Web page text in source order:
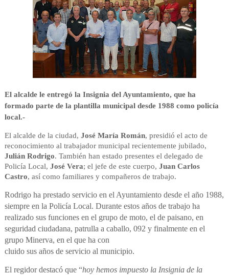
El alcalde le entregó la Insignia del Ayuntamiento, que ha
formado parte de la plantilla municipal desde 1988 como policía
local.-
El alcalde de la ciudad, José María Román, presidió el acto de
reconocimiento al trabajador municipal recientemente jubilado,
Julián Rodrigo. También han estado presentes el delegado de
Policía Local, José Vera; el jefe de este cuerpo, Juan Carlos
Castro, así como familiares y compañeros de trabajo.
Rodrigo ha prestado servicio en el Ayuntamiento desde el año 1988,
siempre en la Policía Local. Durante estos años de trabajo ha
realizado sus funciones en el grupo de moto, el de paisano, en
seguridad ciudadana, patrulla a caballo, 092 y finalmente en el
grupo Minerva, en el que ha con
cluido sus años de servicio al municipio.
El regidor destacó que “hoy hemos impuesto la Insignia de la